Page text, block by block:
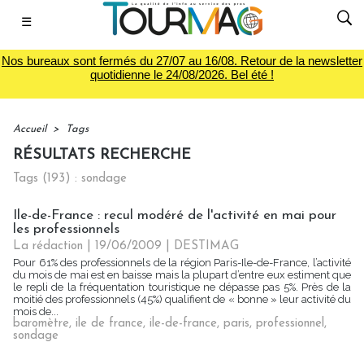
☰
Nos bureaux sont fermés du 27/07 au 16/08. Retour de la newsletter
quotidienne le 24/08/2026. Bel été !
Accueil > Tags
RÉSULTATS RECHERCHE
Tags (193) : sondage
Ile-de-France : recul modéré de l'activité en mai pour
les professionnels
La rédaction | 19/06/2009
DESTIMAG
Pour 61% des professionnels de la région Paris-Ile-de-France, l’activité
du mois de mai est en baisse mais la plupart d’entre eux estiment que
le repli de la fréquentation touristique ne dépasse pas 5%. Près de la
moitié des professionnels (45%) qualifient de « bonne » leur activité du
mois de...
baromètre, ile de france, ile-de-france, paris, professionnel,
sondage